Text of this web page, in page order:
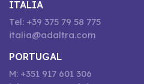
ITALIA
Tel: +39 375 79 58 775
italia@adaltra.com
PORTUGAL
M: +351 917 601 306